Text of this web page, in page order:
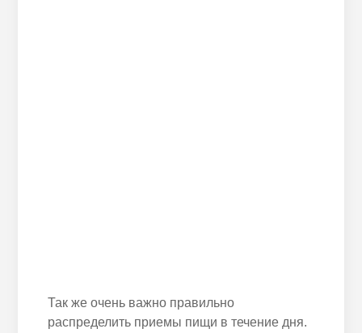
Так же очень важно правильно
распределить приемы пищи в течение дня.